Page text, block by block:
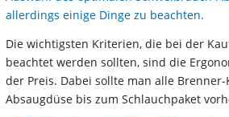
allerdings einige Dinge zu beachten.
Die wichtigsten Kriterien, die bei der
beachtet werden sollten, sind die
der Preis. Dabei sollte man alle
Absaugdüse bis zum Schlauchpaket